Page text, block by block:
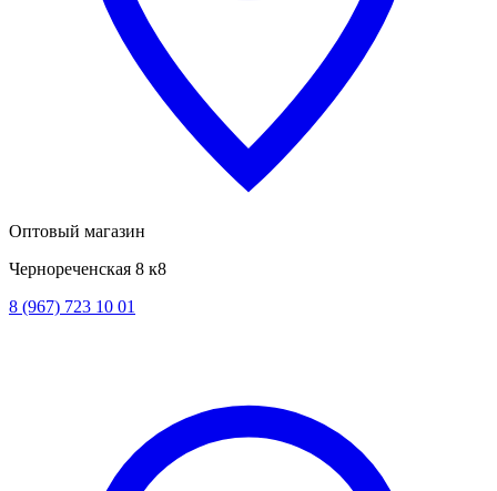
Оптовый магазин
Чернореченская 8 к8
8 (967) 723 10 01